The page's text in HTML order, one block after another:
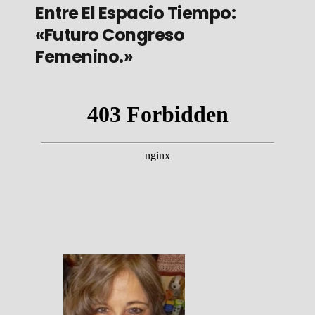
Entre El Espacio Tiempo:
«Futuro Congreso
Femenino.»